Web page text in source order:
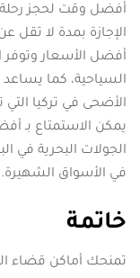
أفضل وقت لحجز رحلة
الإجازة بمدة لا
أفضل الأسعار وتوفر
السياحية، كما
الأضحى في تركيا
يمكن الاستمتاع بـ
الجولات البحرية في
في الأسواق الشهيرة.
خاتمة
تمنحك أماكن قضاء